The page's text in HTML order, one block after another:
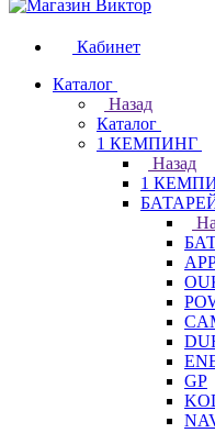
Кабинет
Каталог
Назад
Каталог
1 КЕМПИНГ
Назад
1
GP